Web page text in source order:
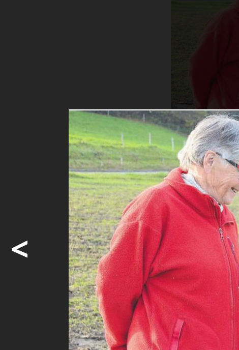
Hans und
Auch jetzt im
Hans und
Wenn Hans
man den
den Betrieb
<